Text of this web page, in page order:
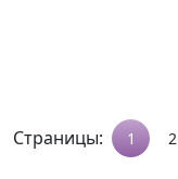
Страницы: 1 2